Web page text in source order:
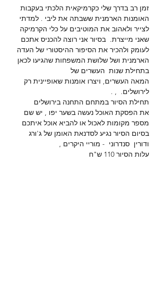
זמן רב בדרך שלי כקרמיקאית הלכתי בעקבות
האומנות הארמנית ששבתה את ליבי . למדתי
לצייר ולאהוב את המוטיבים על כלי הקרמיקה
שאני מייצרת.  בסיור אני רוצה להכניס אתכם
לעומק ולהכיר את הסיפור ההיסטורי של העדה
הארמנית ושל שלושת המשפחות שהגיעו לכאן
בתחילת שנות  העשרים של
המאה העשרים, ויצרו אומנות שאופיינית רק
לירושלים.  , .
תחילת הסיור במתחם התחנה בירושלים
את הפסקת האוכל נעשה בשער יפו , יש שם
מספר מקומות לאכול או להביא אוכל איתכם
בסיום הסיור נגיע לסדנאת האומן של ג'ורג
ודורין  סנדרוני  - מוריי היקרים ,
עלות הסיור 110 ש"ח